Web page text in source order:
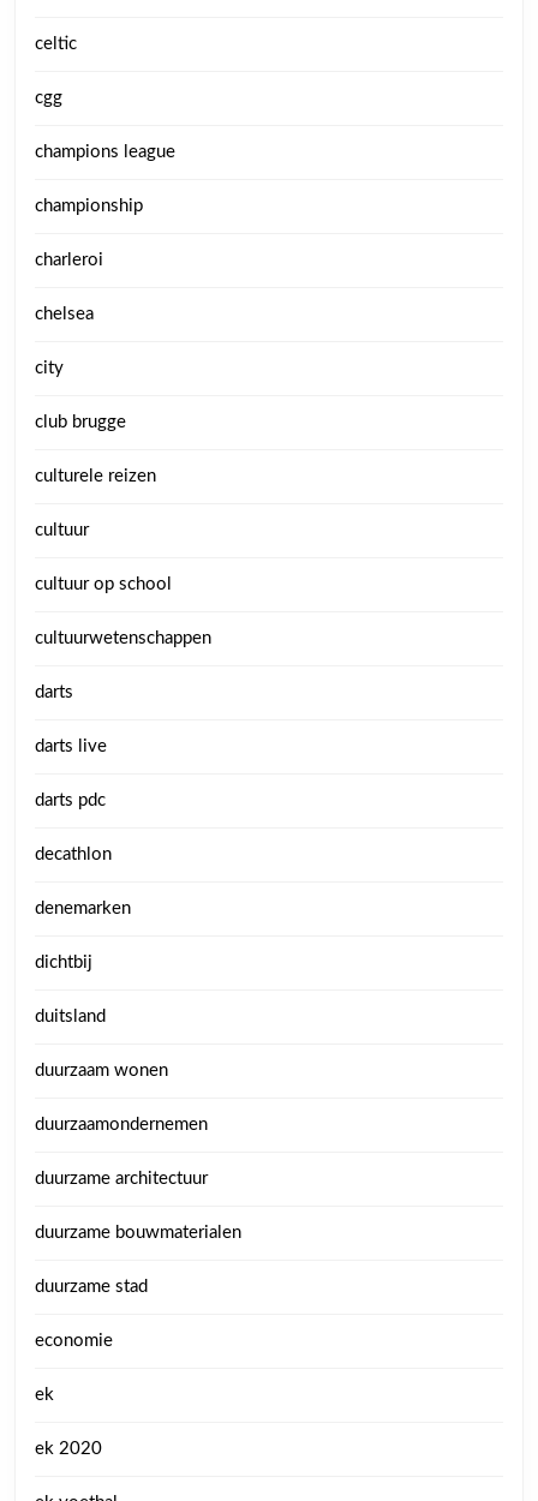
celtic
cgg
champions league
championship
charleroi
chelsea
city
club brugge
culturele reizen
cultuur
cultuur op school
cultuurwetenschappen
darts
darts live
darts pdc
decathlon
denemarken
dichtbij
duitsland
duurzaam wonen
duurzaamondernemen
duurzame architectuur
duurzame bouwmaterialen
duurzame stad
economie
ek
ek 2020